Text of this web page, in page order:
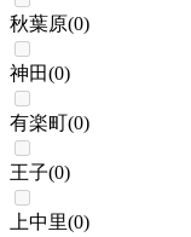
秋葉原(0)
神田(0)
有楽町(0)
王子(0)
上中里(0)